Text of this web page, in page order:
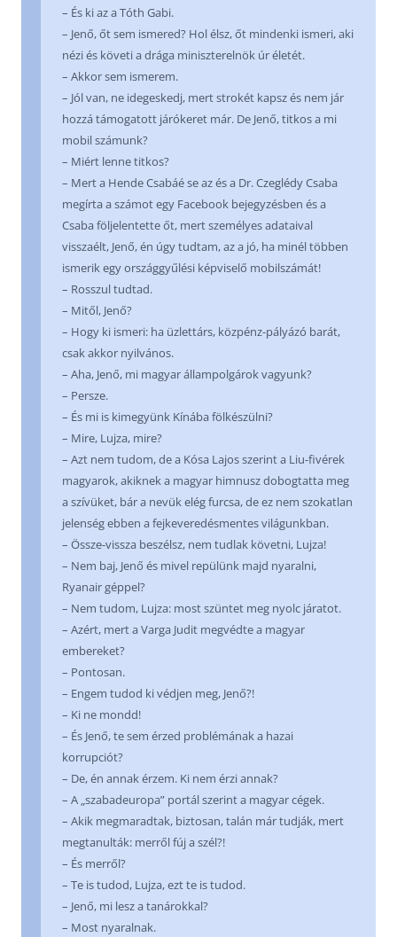
– És ki az a Tóth Gabi.
– Jenő, őt sem ismered? Hol élsz, őt mindenki ismeri, aki
nézi és követi a drága miniszterelnök úr életét.
– Akkor sem ismerem.
– Jól van, ne idegeskedj, mert strokét kapsz és nem jár
hozzá támogatott járókeret már. De Jenő, titkos a mi
mobil számunk?
– Miért lenne titkos?
– Mert a Hende Csabáé se az és a Dr. Czeglédy Csaba
megírta a számot egy Facebook bejegyzésben és a
Csaba följelentette őt, mert személyes adataival
visszaélt, Jenő, én úgy tudtam, az a jó, ha minél többen
ismerik egy országgyűlési képviselő mobilszámát!
– Rosszul tudtad.
– Mitől, Jenő?
– Hogy ki ismeri: ha üzlettárs, közpénz-pályázó barát,
csak akkor nyilvános.
– Aha, Jenő, mi magyar állampolgárok vagyunk?
– Persze.
– És mi is kimegyünk Kínába fölkészülni?
– Mire, Lujza, mire?
– Azt nem tudom, de a Kósa Lajos szerint a Liu-fivérek
magyarok, akiknek a magyar himnusz dobogtatta meg
a szívüket, bár a nevük elég furcsa, de ez nem szokatlan
jelenség ebben a fejkeveredésmentes világunkban.
– Össze-vissza beszélsz, nem tudlak követni, Lujza!
– Nem baj, Jenő és mivel repülünk majd nyaralni,
Ryanair géppel?
– Nem tudom, Lujza: most szüntet meg nyolc járatot.
– Azért, mert a Varga Judit megvédte a magyar
embereket?
– Pontosan.
– Engem tudod ki védjen meg, Jenő?!
– Ki ne mondd!
– És Jenő, te sem érzed problémának a hazai
korrupciót?
– De, én annak érzem. Ki nem érzi annak?
– A „szabadeuropa” portál szerint a magyar cégek.
– Akik megmaradtak, biztosan, talán már tudják, mert
megtanulták: merről fúj a szél?!
– És merről?
– Te is tudod, Lujza, ezt te is tudod.
– Jenő, mi lesz a tanárokkal?
– Most nyaralnak.